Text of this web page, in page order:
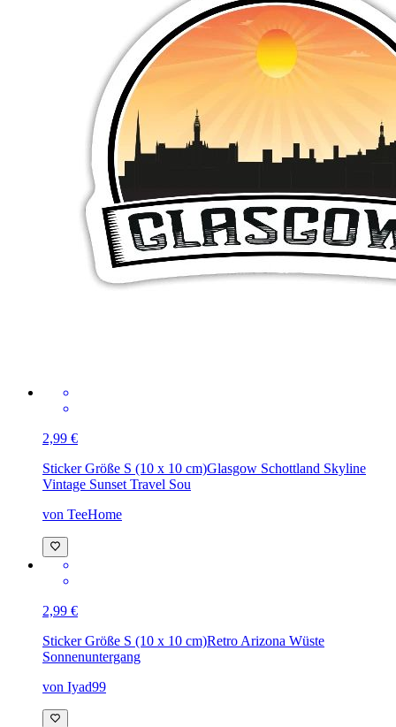
2,99 €
Sticker Größe S (10 x 10 cm)Glasgow Schottland Skyline
Vintage Sunset Travel Sou
von TeeHome
2,99 €
Sticker Größe S (10 x 10 cm)Retro Arizona Wüste
Sonnenuntergang
von Iyad99